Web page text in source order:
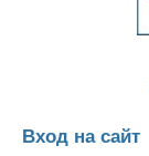
Вход на сайт